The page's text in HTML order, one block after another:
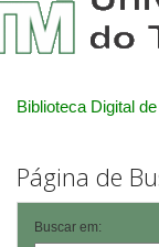
Biblioteca Digital
Página de
Buscar em: